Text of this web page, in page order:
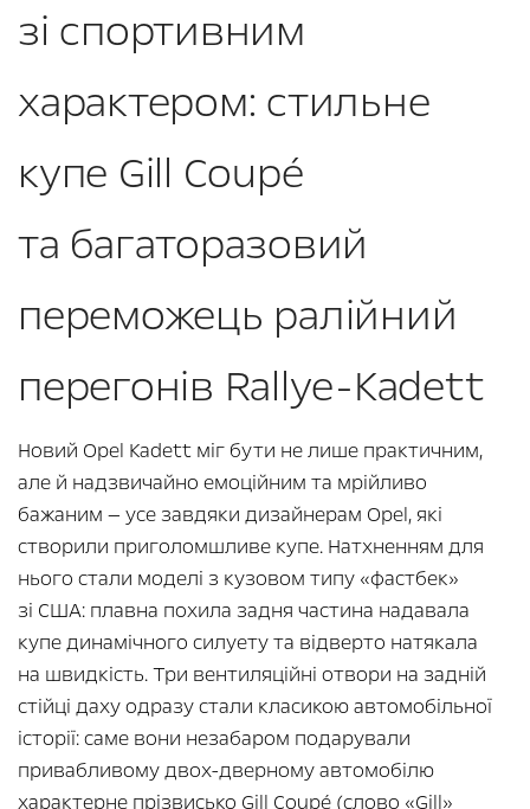
зі спортивним
характером: стильне
купе Gill Coupé
та багаторазовий
переможець ралійний
перегонів Rallye-Kadett
Новий Opel Kadett міг бути не лише практичним,
але й надзвичайно емоційним та мрійливо
бажаним — усе завдяки дизайнерам Opel, які
створили приголомшливе купе. Натхненням для
нього стали моделі з кузовом типу «фастбек»
зі США: плавна похила задня частина надавала
купе динамічного силуету та відверто натякала
на швидкість. Три вентиляційні отвори на задній
стійці даху одразу стали класикою автомобільної
історії: саме вони незабаром подарували
привабливому двох-дверному автомобілю
характерне прізвисько Gill Coupé (слово «Gill»